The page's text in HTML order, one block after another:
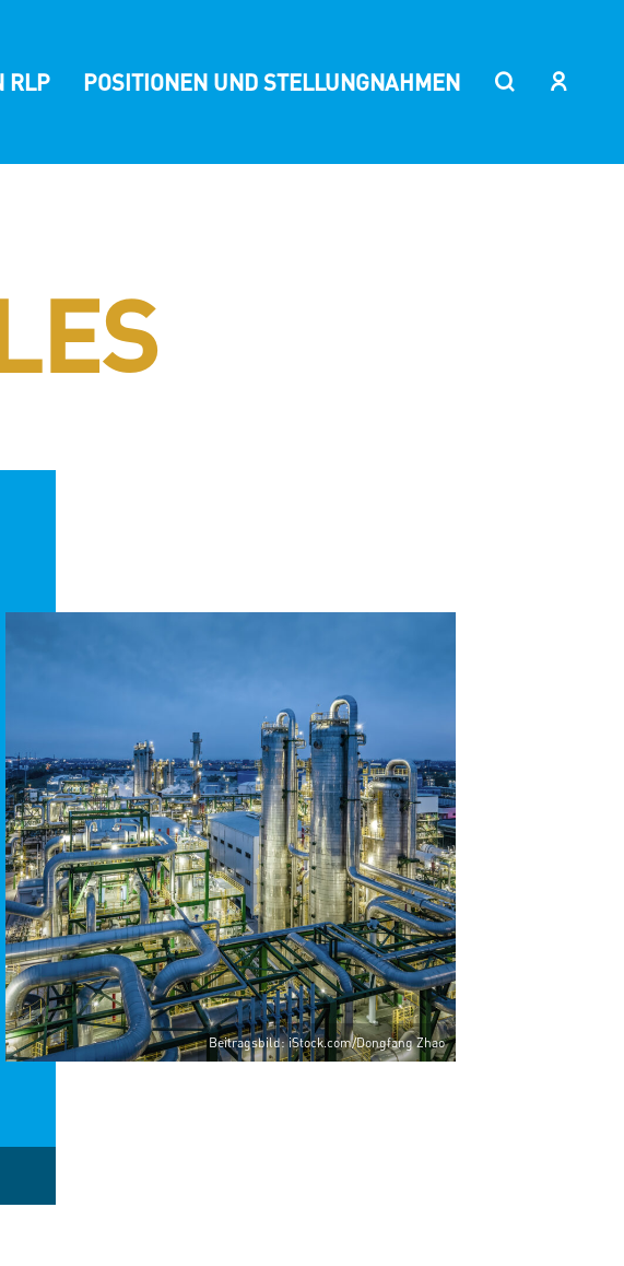
RLP POSITIONEN UND STELLUNGNAHMEN
Beitragsbild: iStock.com/Dongfang Zhao